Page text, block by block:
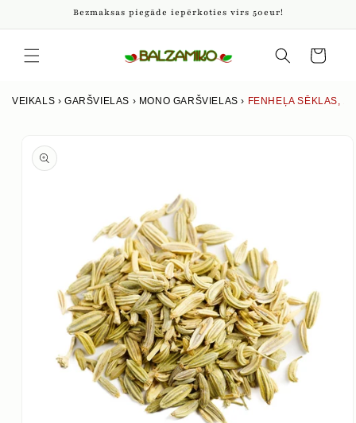
saturu
Bezmaksas piegāde iepērkoties virs 50eur!
grozs
VEIKALS ›GARŠVIELAS › MONO GARŠVIELAS › FENHEĻA SĒKLAS,
produkta
informāciju